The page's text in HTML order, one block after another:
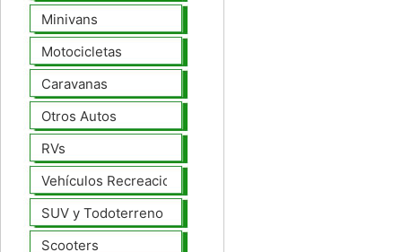
Minivans
Motocicletas
Caravanas
Otros Autos
RVs
Vehículos Recreacionales
SUV y Todoterreno
Scooters